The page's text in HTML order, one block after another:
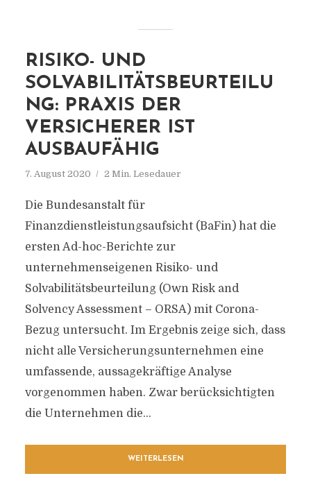
RISIKO- UND
SOLVABILITÄTSBEURTEILU
NG: PRAXIS DER
VERSICHERER IST
AUSBAUFÄHIG
7. August 2020 2 Min. Lesedauer
Die Bundesanstalt für
Finanzdienstleistungsaufsicht (BaFin) hat die
ersten Ad-hoc-Berichte zur
unternehmenseigenen Risiko- und
Solvabilitätsbeurteilung (Own Risk and
Solvency Assessment – ORSA) mit Corona-
Bezug untersucht. Im Ergebnis zeige sich, dass
nicht alle Versicherungsunternehmen eine
umfassende, aussagekräftige Analyse
vorgenommen haben. Zwar berücksichtigten
die Unternehmen die...
WEITERLESEN